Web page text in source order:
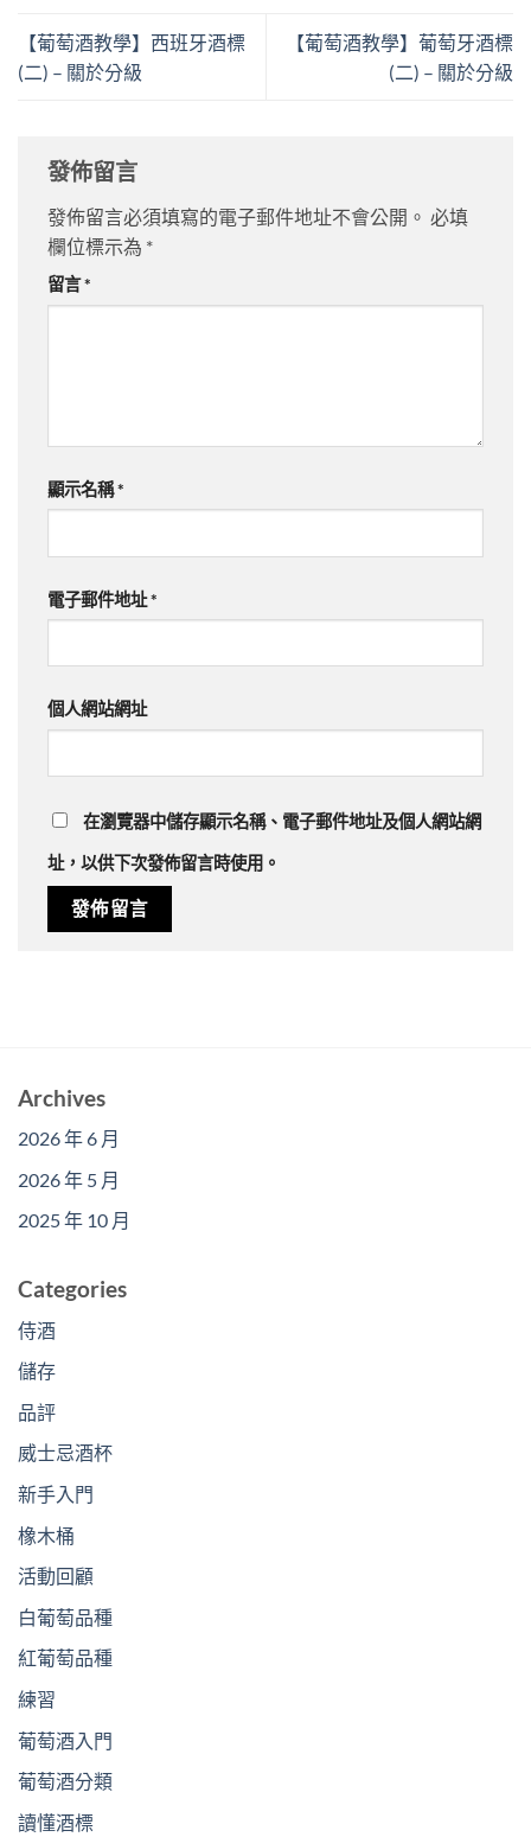
【葡萄酒教學】西班牙酒標
(二) – 關於分級
【葡萄酒教學】葡萄牙酒標
(二) – 關於分級
發佈留言
發佈留言必須填寫的電子郵件地址不會公開。 必填
欄位標示為 *
留言*
顯示名稱*
電子郵件地址*
個人網站網址
在瀏覽器中儲存顯示名稱、電子郵件地址及個人網站網
址，以供下次發佈留言時使用。
Archives
2026 年 6 月
2026 年 5 月
2025 年 10 月
Categories
侍酒
儲存
品評
威士忌酒杯
新手入門
橡木桶
活動回顧
白葡萄品種
紅葡萄品種
練習
葡萄酒入門
葡萄酒分類
讀懂酒標